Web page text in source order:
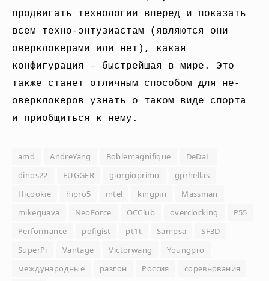
продвигать технологии вперед и показать
всем техно-энтузиастам (являются они
оверклокерами или нет), какая
конфигурация – быстрейшая в мире. Это
также станет отличным способом для не-
оверклокеров узнать о таком виде спорта
и приобщиться к нему.
amd AndreYang Boblemagnifique
DeDaL
dinos22
FUGGER giorgioprimo
gprhellas
Hicookie
hipro5 intel kingpin
Massman
mikeguava
NeoForce OCClub overclocking
P55
Performance
pofigist pt1t Sampsa
SF3D
SuperPi
Vantage Victorwang
Youngpro
международные
разгон Россия
соревнования